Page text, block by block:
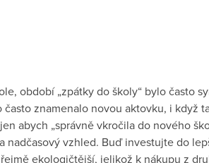
období „zpátky do školy“ bylo často
znamenalo novou aktovku, i když
abych „správně vkročila do nového
vzhled. Buď investujte do
ekologičtější, jelikož k nákupu z